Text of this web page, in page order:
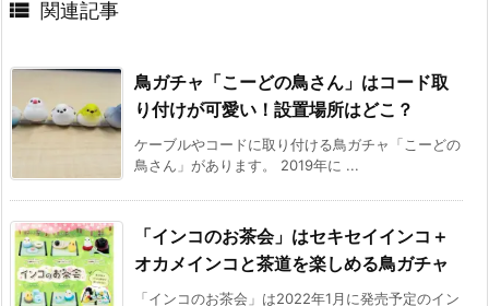
 関連記事
鳥ガチャ「こーどの鳥さん」はコード取
り付けが可愛い！設置場所はどこ？
ケーブルやコードに取り付ける鳥ガチャ「こーどの
鳥さん」があります。 2019年に ...
「インコのお茶会」はセキセイインコ＋
オカメインコと茶道を楽しめる鳥ガチャ
「インコのお茶会」は2022年1月に発売予定のイン